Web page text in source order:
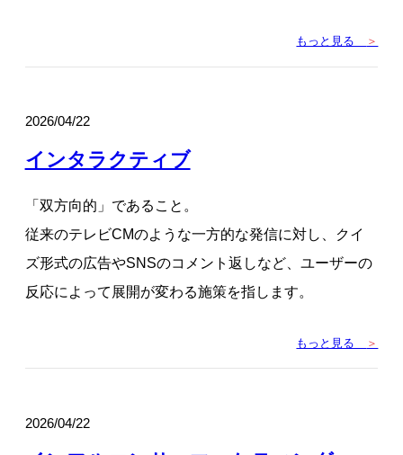
もっと見る ＞
2026/04/22
インタラクティブ
「双方向的」であること。
従来のテレビCMのような一方的な発信に対し、クイ
ズ形式の広告やSNSのコメント返しなど、ユーザーの
反応によって展開が変わる施策を指します。
もっと見る ＞
2026/04/22